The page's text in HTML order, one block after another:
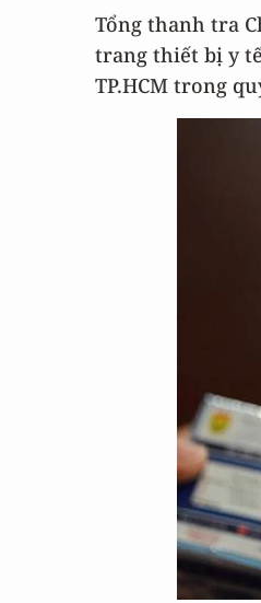
Tổng thanh tra
trang thiết bị y
TP.HCM trong